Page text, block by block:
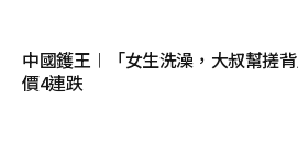
中國鑊王︱「女生洗澡，大叔幫搓
價4連跌